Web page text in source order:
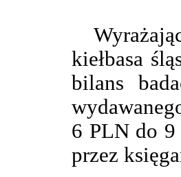
kiełbasa
bilans
6 PLN do
przez